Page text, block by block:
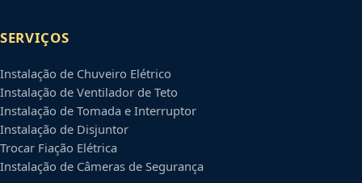
SERVIÇOS
Instalação de Chuveiro Elétrico
Instalação de Ventilador de Teto
Instalação de Tomada e Interruptor
Instalação de Disjuntor
Trocar Fiação Elétrica
Instalação de Câmeras de Segurança